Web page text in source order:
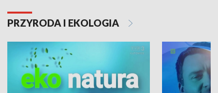
PRZYRODA I EKOLOGIA